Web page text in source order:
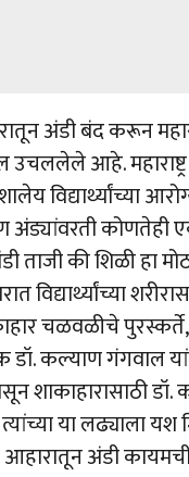
अंडी बंद करून
आहे.
विद्यार्थ्यांच्या
कोणतेही
की शिळी हा मोठा
विद्यार्थ्यांच्या
चळवळीचे
डॉ. कल्याण गंगवाल
शाकाहारासाठी
या लढ्याला
अंडी